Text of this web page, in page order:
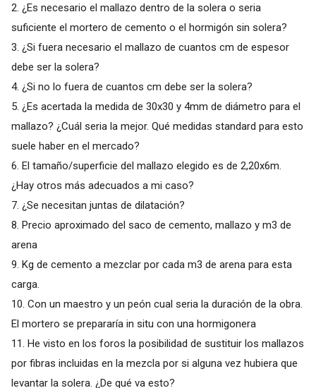
2. ¿Es necesario el mallazo dentro de la solera o seria
suficiente el mortero de cemento o el hormigón sin solera?
3. ¿Si fuera necesario el mallazo de cuantos cm de espesor
debe ser la solera?
4. ¿Si no lo fuera de cuantos cm debe ser la solera?
5. ¿Es acertada la medida de 30x30 y 4mm de diámetro para el
mallazo? ¿Cuál seria la mejor. Qué medidas standard para esto
suele haber en el mercado?
6. El tamaño/superficie del mallazo elegido es de 2,20x6m.
¿Hay otros más adecuados a mi caso?
7. ¿Se necesitan juntas de dilatación?
8. Precio aproximado del saco de cemento, mallazo y m3 de
arena
9. Kg de cemento a mezclar por cada m3 de arena para esta
carga.
10. Con un maestro y un peón cual seria la duración de la obra.
El mortero se prepararía in situ con una hormigonera
11. He visto en los foros la posibilidad de sustituir los mallazos
por fibras incluidas en la mezcla por si alguna vez hubiera que
levantar la solera. ¿De qué va esto?